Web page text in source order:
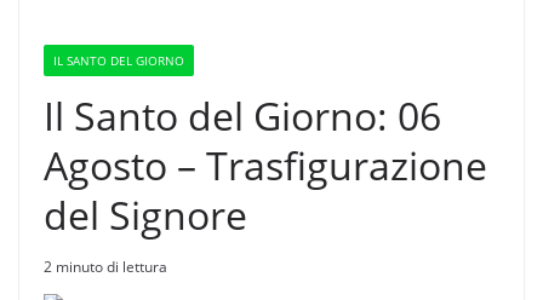
IL SANTO DEL GIORNO
Il Santo del Giorno: 06
Agosto – Trasfigurazione
del Signore
2 minuto di lettura